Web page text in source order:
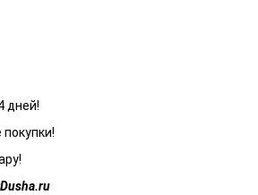
дней!